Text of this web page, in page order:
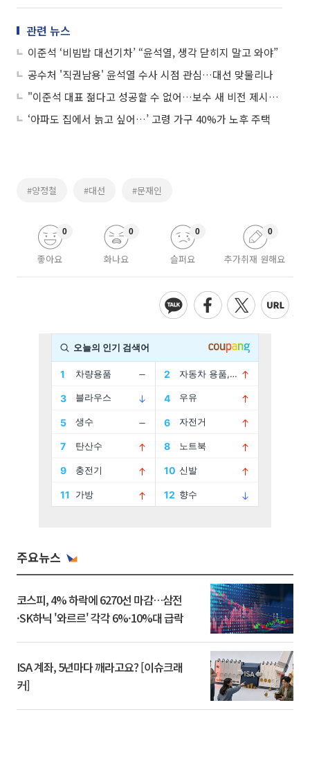
관련 뉴스
이준석 ‘비빔밥 대선기차’ “윤석열, 생각 닫히지 말고 와야”
공수처 '직권남용' 윤석열 수사 시점 관심…대선 맞물리나
"이준석 대표 젊다고 성공할 수 없어…보수 새 비전 제시해 국민 마음 사야"
‘아파도 집에서 늙고 싶어…’ 고령 가구 40%가 노후 주택
#양정철 #대선 #문재인
좋아요
0
화나요
0
슬퍼요
0
추가취재 원해요
0
주요뉴스
코스피, 4% 하락에 6270선 마감…삼전
·SK하닉 '와르르' 각각 6%·10%대 급락
ISA 계좌, 5년마다 깨라고요? [이슈크래
커]